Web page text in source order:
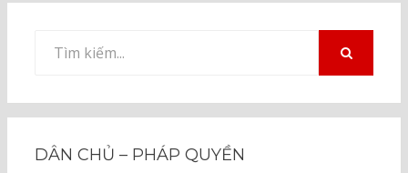
kiếm
DÂN CHỦ – PHÁP QUYỀN